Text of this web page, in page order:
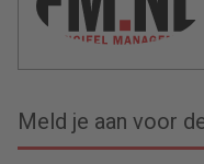
Meld je aan voor